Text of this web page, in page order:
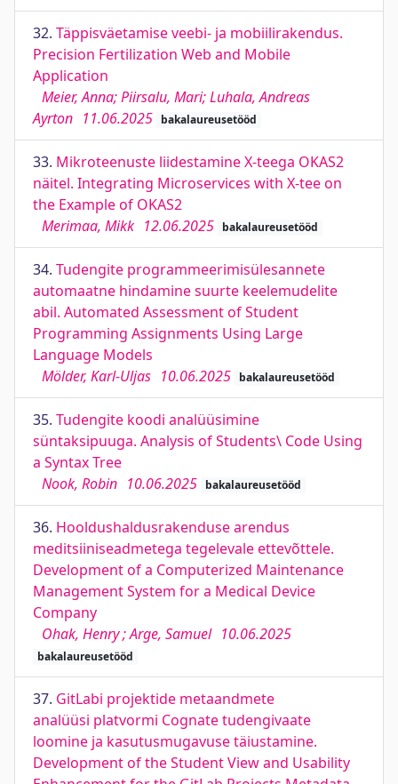
32. Täppisväetamise veebi- ja mobiilirakendus.
Precision Fertilization Web and Mobile
Application
Meier, Anna; Piirsalu, Mari; Luhala, Andreas
Ayrton 11.06.2025 bakalaureusetööd
33. Mikroteenuste liidestamine X-teega OKAS2
näitel. Integrating Microservices with X-tee on
the Example of OKAS2
Merimaa, Mikk 12.06.2025 bakalaureusetööd
34. Tudengite programmeerimisülesannete
automaatne hindamine suurte keelemudelite
abil. Automated Assessment of Student
Programming Assignments Using Large
Language Models
Mölder, Karl-Uljas 10.06.2025 bakalaureusetööd
35. Tudengite koodi analüüsimine
süntaksipuuga. Analysis of Students\ Code Using
a Syntax Tree
Nook, Robin 10.06.2025 bakalaureusetööd
36. Hooldushaldusrakenduse arendus
meditsiiniseadmetega tegelevale ettevõttele.
Development of a Computerized Maintenance
Management System for a Medical Device
Company
Ohak, Henry ; Arge, Samuel 10.06.2025
bakalaureusetööd
37. GitLabi projektide metaandmete
analüüsi platvormi Cognate tudengivaate
loomine ja kasutusmugavuse täiustamine.
Development of the Student View and Usability